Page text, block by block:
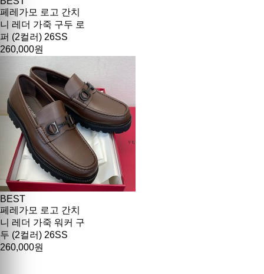
페레가모 로고 간치
니 레더 가죽 구두 로
퍼 (2컬러) 26SS
260,000원
BEST
페레가모 로고 간치
니 레더 가죽 워커 구
두 (2컬러) 26SS
260,000원